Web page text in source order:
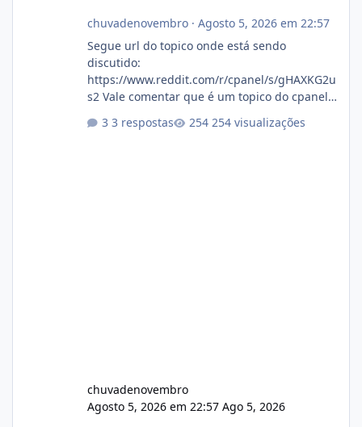
chuvadenovembro· Agosto 5, 2026 em 22:57
Segue url do topico onde está sendo
discutido:
https://www.reddit.com/r/cpanel/s/gHAXKG2u
s2 Vale comentar que é um topico do cpanel...
3 respostas 254 visualizações
chuvadenovembro
Agosto 5, 2026 em 22:57 Ago 5, 2026